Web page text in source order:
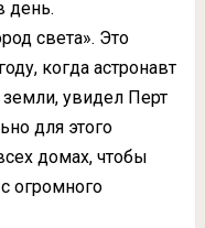
день.
света». Это
когда астронавт
увидел Перт
для этого
домах, чтобы
огромного